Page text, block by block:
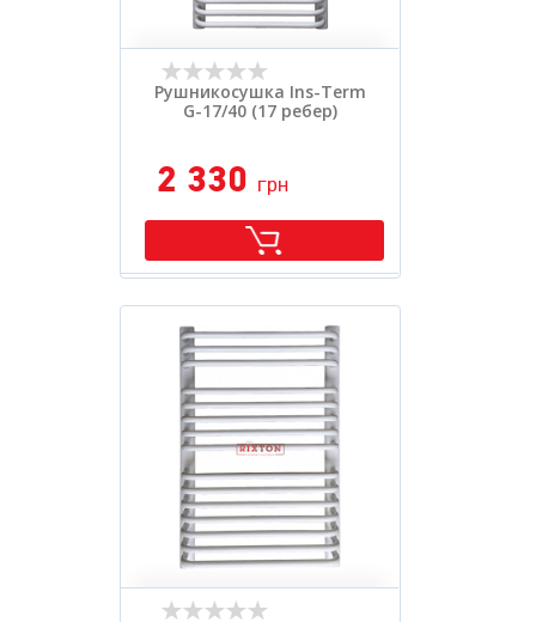
Рушникосушка Ins-Term
G-17/40 (17 ребер)
2 330 грн